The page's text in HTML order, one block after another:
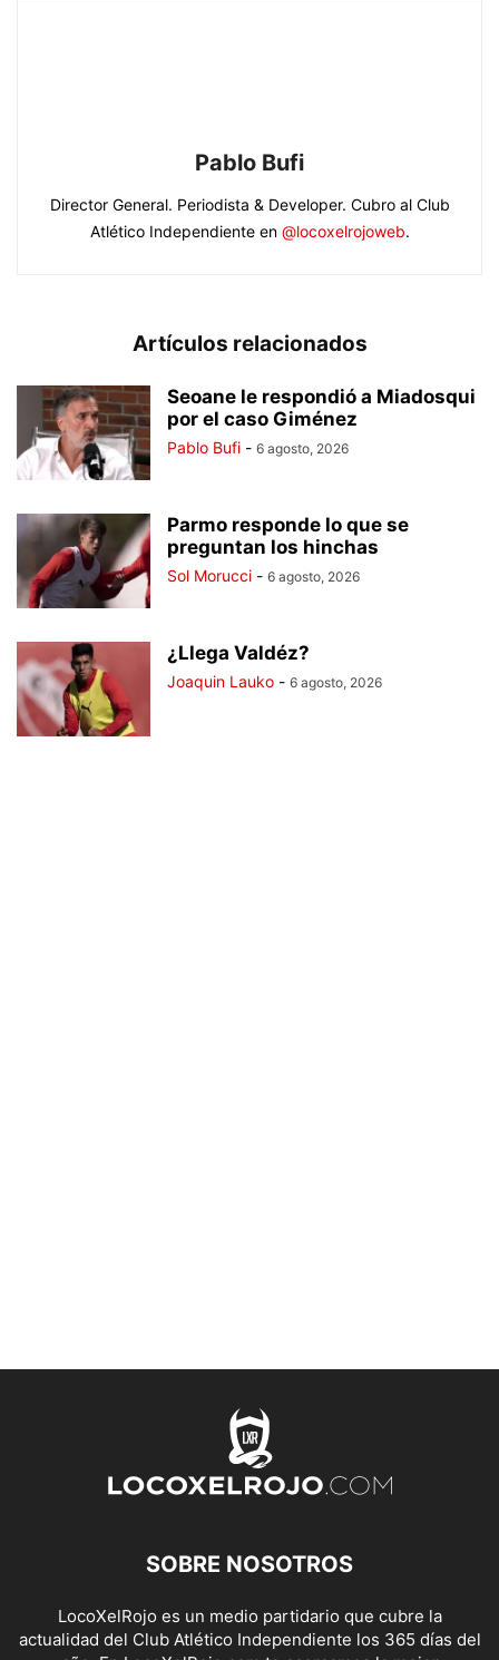
Pablo Bufi
Director General. Periodista & Developer. Cubro al Club
Atlético Independiente en @locoxelrojoweb.
Artículos relacionados
Seoane le respondió a Miadosqui
por el caso Giménez
Pablo Bufi - 6 agosto, 2026
Parmo responde lo que se
preguntan los hinchas
Sol Morucci - 6 agosto, 2026
¿Llega Valdéz?
Joaquin Lauko - 6 agosto, 2026
SOBRE NOSOTROS
LocoXelRojo es un medio partidario que cubre la
actualidad del Club Atlético Independiente los 365 días del